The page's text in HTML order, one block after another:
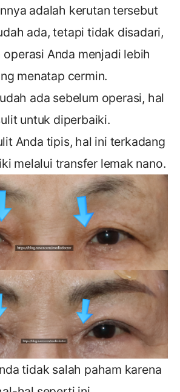
adalah kerutan tersebut
ada, tetapi tidak disadari,
operasi Anda menjadi lebih
menatap cermin.
ada sebelum operasi, hal
untuk diperbaiki.
Anda tipis, hal ini terkadang
melalui transfer lemak nano.
tidak salah paham karena